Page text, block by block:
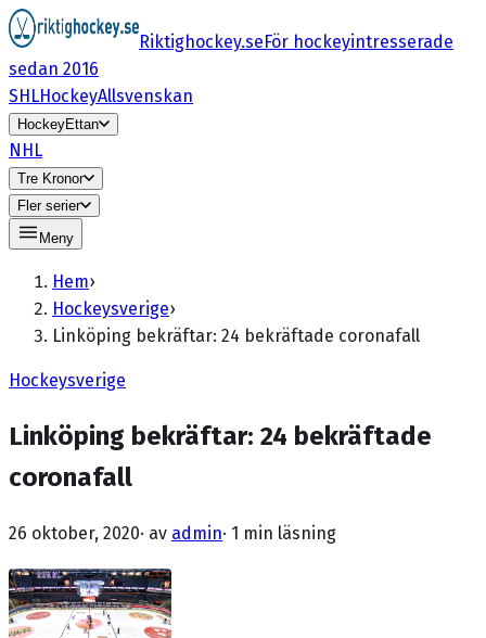
Riktighockey.seFör hockeyintresserade
sedan 2016
SHLHockeyAllsvenskan
HockeyEttan
NHL
Tre Kronor
Fler serier
Meny
Hem›
Hockeysverige›
Linköping bekräftar: 24 bekräftade coronafall
Hockeysverige
Linköping bekräftar: 24 bekräftade
coronafall
26 oktober, 2020· av admin· 1 min läsning